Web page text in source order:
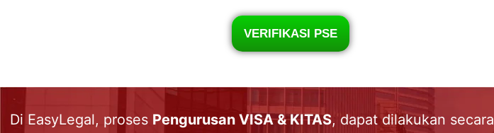
VERIFIKASI PSE
Di EasyLegal, proses Pengurusan VISA & KITAS, dapat dilakukan secara